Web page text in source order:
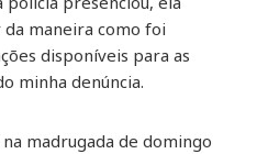
maneira como foi
disponíveis para as
minha denúncia.
madrugada de domingo